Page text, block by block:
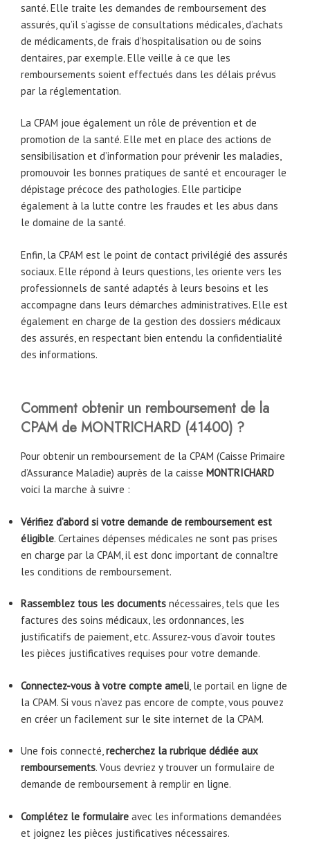
santé. Elle traite les demandes de remboursement des
assurés, qu’il s’agisse de consultations médicales, d’achats
de médicaments, de frais d’hospitalisation ou de soins
dentaires, par exemple. Elle veille à ce que les
remboursements soient effectués dans les délais prévus
par la réglementation.
La CPAM joue également un rôle de prévention et de
promotion de la santé. Elle met en place des actions de
sensibilisation et d’information pour prévenir les maladies,
promouvoir les bonnes pratiques de santé et encourager le
dépistage précoce des pathologies. Elle participe
également à la lutte contre les fraudes et les abus dans
le domaine de la santé.
Enfin, la CPAM est le point de contact privilégié des assurés
sociaux. Elle répond à leurs questions, les oriente vers les
professionnels de santé adaptés à leurs besoins et les
accompagne dans leurs démarches administratives. Elle est
également en charge de la gestion des dossiers médicaux
des assurés, en respectant bien entendu la confidentialité
des informations.
Comment obtenir un remboursement de la
CPAM de MONTRICHARD (41400) ?
Pour obtenir un remboursement de la CPAM (Caisse Primaire
d’Assurance Maladie) auprès de la caisse MONTRICHARD
voici la marche à suivre :
Vérifiez d’abord si votre demande de remboursement est
éligible. Certaines dépenses médicales ne sont pas prises
en charge par la CPAM, il est donc important de connaître
les conditions de remboursement.
Rassemblez tous les documents nécessaires, tels que les
factures des soins médicaux, les ordonnances, les
justificatifs de paiement, etc. Assurez-vous d’avoir toutes
les pièces justificatives requises pour votre demande.
Connectez-vous à votre compte ameli, le portail en ligne de
la CPAM. Si vous n’avez pas encore de compte, vous pouvez
en créer un facilement sur le site internet de la CPAM.
Une fois connecté,recherchez la rubrique dédiée aux
remboursements. Vous devriez y trouver un formulaire de
demande de remboursement à remplir en ligne.
Complétez le formulaire avec les informations demandées
et joignez les pièces justificatives nécessaires.